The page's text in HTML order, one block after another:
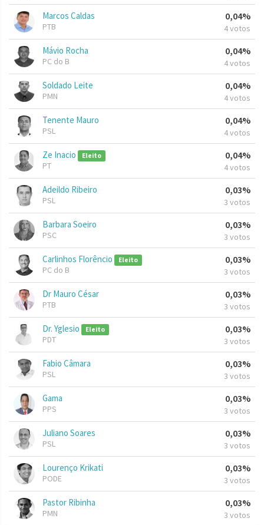
Marcos Caldas
PTB
0,04%
4 votos
Mávio Rocha
PC do B
0,04%
4 votos
Soldado Leite
PMN
0,04%
4 votos
Tenente Mauro
PSL
0,04%
4 votos
Ze Inacio Eleito
PT
0,04%
4 votos
Adeildo Ribeiro
PSL
0,03%
3 votos
Barbara Soeiro
PSC
0,03%
3 votos
Carlinhos Florêncio Eleito
PC do B
0,03%
3 votos
Dr Mauro César
PTB
0,03%
3 votos
Dr. Yglesio Eleito
PDT
0,03%
3 votos
Fabio Câmara
PSL
0,03%
3 votos
Gama
PPS
0,03%
3 votos
Juliano Soares
PSL
0,03%
3 votos
Lourenço Krikati
PODE
0,03%
3 votos
Pastor Ribinha
PMN
0,03%
3 votos